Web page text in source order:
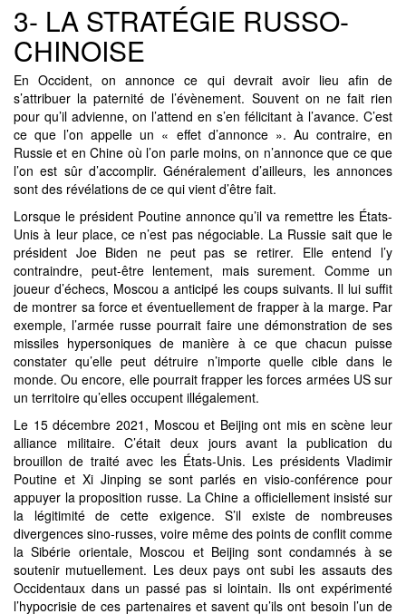
3- LA STRATÉGIE RUSSO-
CHINOISE
En Occident, on annonce ce qui devrait avoir lieu afin de
s’attribuer la paternité de l’évènement. Souvent on ne fait rien
pour qu’il advienne, on l’attend en s’en félicitant à l’avance. C’est
ce que l’on appelle un « effet d’annonce ». Au contraire, en
Russie et en Chine où l’on parle moins, on n’annonce que ce que
l’on est sûr d’accomplir. Généralement d’ailleurs, les annonces
sont des révélations de ce qui vient d’être fait.
Lorsque le président Poutine annonce qu’il va remettre les États-
Unis à leur place, ce n’est pas négociable. La Russie sait que le
président Joe Biden ne peut pas se retirer. Elle entend l’y
contraindre, peut-être lentement, mais surement. Comme un
joueur d’échecs, Moscou a anticipé les coups suivants. Il lui suffit
de montrer sa force et éventuellement de frapper à la marge. Par
exemple, l’armée russe pourrait faire une démonstration de ses
missiles hypersoniques de manière à ce que chacun puisse
constater qu’elle peut détruire n’importe quelle cible dans le
monde. Ou encore, elle pourrait frapper les forces armées US sur
un territoire qu’elles occupent illégalement.
Le 15 décembre 2021, Moscou et Beijing ont mis en scène leur
alliance militaire. C’était deux jours avant la publication du
brouillon de traité avec les États-Unis. Les présidents Vladimir
Poutine et Xi Jinping se sont parlés en visio-conférence pour
appuyer la proposition russe. La Chine a officiellement insisté sur
la légitimité de cette exigence. S’il existe de nombreuses
divergences sino-russes, voire même des points de conflit comme
la Sibérie orientale, Moscou et Beijing sont condamnés à se
soutenir mutuellement. Les deux pays ont subi les assauts des
Occidentaux dans un passé pas si lointain. Ils ont expérimenté
l’hypocrisie de ces partenaires et savent qu’ils ont besoin l’un de